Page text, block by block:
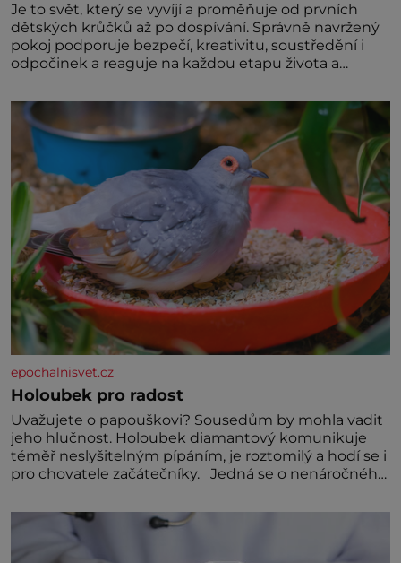
Je to svět, který se vyvíjí a proměňuje od prvních
dětských krůčků až po dospívání. Správně navržený
pokoj podporuje bezpečí, kreativitu, soustředění i
odpočinek a reaguje na každou etapu života a
jednoduchost, měkkost a bezpečí, proto by pokoj
miminka měl působit především klidně a útulně.
Předškolní věk je
epochalnisvet.cz
Holoubek pro radost
Uvažujete o papouškovi? Sousedům by mohla vadit
jeho hlučnost. Holoubek diamantový komunikuje
téměř neslyšitelným pípáním, je roztomilý a hodí se i
pro chovatele začátečníky. Jedná se o nenáročného
Hodně času tráví na zemi, kde sbírá zbytky semínek
Jeho domovinou je prakticky celá Austrálie s
výjimkou pobřežní oblasti.